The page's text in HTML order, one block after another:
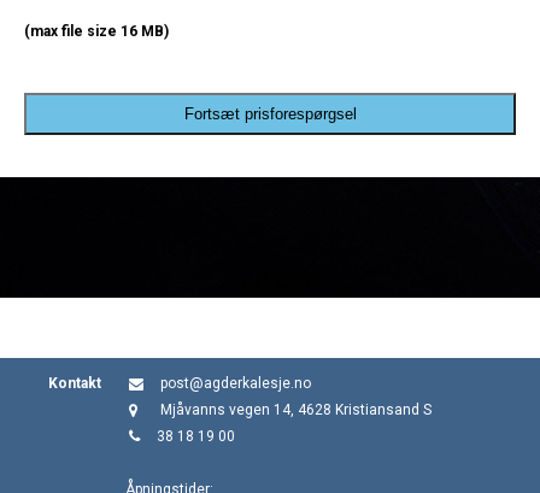
(max file size 16 MB)
Fortsæt prisforespørgsel
Kontakt
post@agderkalesje.no
Mjåvanns vegen 14, 4628 Kristiansand S
38 18 19 00
Åpningstider: